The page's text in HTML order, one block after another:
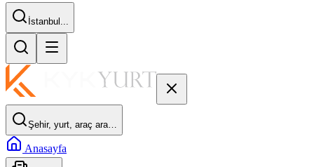
İstanbul...
Şehir, yurt, araç ara…
Anasayfa